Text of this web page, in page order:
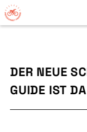
DER NEUE
GUIDE IST DA